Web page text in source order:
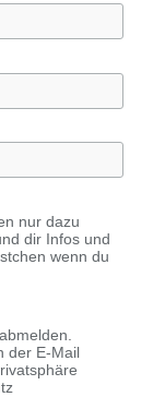
nur dazu
dir Infos und
wenn du
der E-Mail